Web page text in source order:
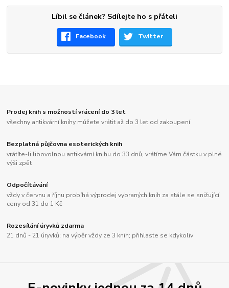
Líbil se článek? Sdílejte ho s přáteli
Facebook Twitter
Prodej knih s možností vrácení do 3 let
všechny antikvární knihy můžete vrátit až do 3 let od zakoupení
Bezplatná půjčovna esoterických knih
vrátíte-li libovolnou antikvární knihu do 33 dnů, vrátíme Vám částku v plné
výši zpět
Odpočítávání
vždy v červnu a říjnu probíhá výprodej vybraných knih za stále se snižující
ceny od 31 do 1 Kč
Rozesílání úryvků zdarma
21 dnů - 21 úryvků; na výběr vždy ze 3 knih; přihlaste se kdykoliv